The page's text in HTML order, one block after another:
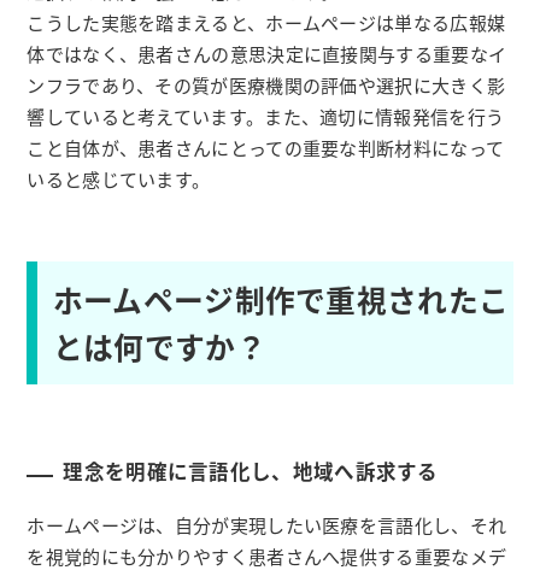
こうした実態を踏まえると、ホームページは単なる広報媒
体ではなく、患者さんの意思決定に直接関与する重要なイ
ンフラであり、その質が医療機関の評価や選択に大きく影
響していると考えています。また、適切に情報発信を行う
こと自体が、患者さんにとっての重要な判断材料になって
いると感じています。
ホームページ制作で重視されたこ
とは何ですか？
理念を明確に言語化し、地域へ訴求する
ホームページは、自分が実現したい医療を言語化し、それ
を視覚的にも分かりやすく患者さんへ提供する重要なメデ